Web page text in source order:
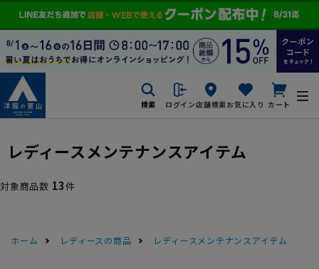
検索 ログイン店舗検索お気に入り カート
レディースメンテナンスアイテム
対象商品数 13件
ホーム レディースの商品 レディースメンテナンスアイテム